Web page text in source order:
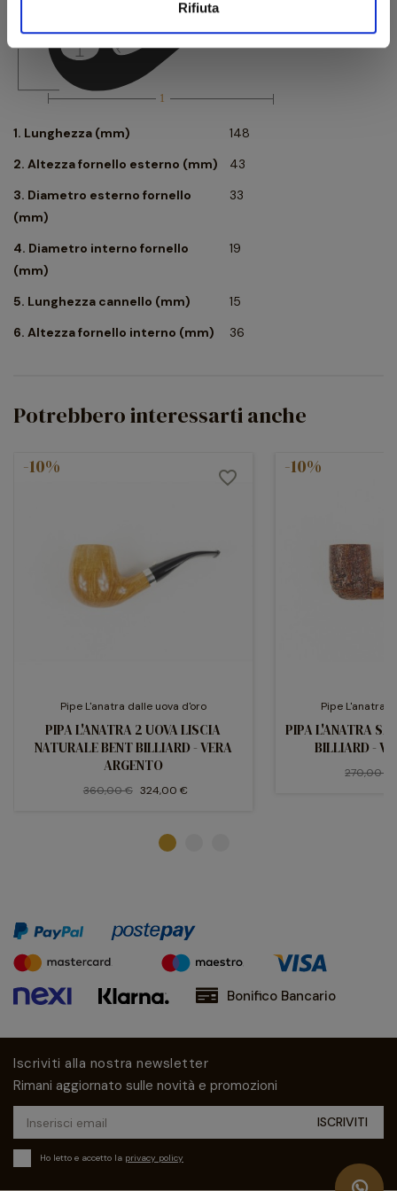
Rifiuta
1. Lunghezza (mm)
148
2. Altezza fornello esterno (mm)
43
3. Diametro esterno fornello
(mm)
33
4. Diametro interno fornello
(mm)
19
5. Lunghezza cannello (mm)
15
6. Altezza fornello interno (mm)
36
Potrebbero interessarti anche
-10%
Pipe L'anatra dalle uova d'oro
PIPA L'ANATRA 2 UOVA LISCIA
NATURALE BENT BILLIARD - VERA
ARGENTO
360,00 € 324,00 €
favorite_border -10%
Pipe L'anatra
PIPA L'ANATRA
BILLIARD -
270,00 €
Bonifico Bancario
Iscriviti alla nostra newsletter
Rimani aggiornato sulle novità e promozioni
Ho letto e accetto la privacy policy